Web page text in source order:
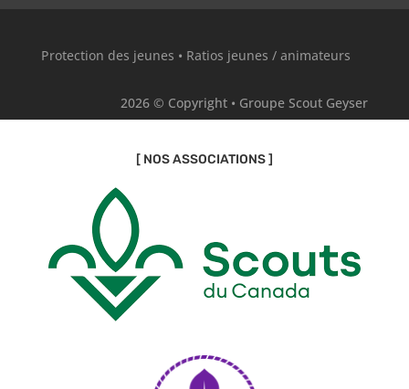
Protection des jeunes • Ratios jeunes / animateurs
2026 © Copyright • Groupe Scout Geyser
[ NOS ASSOCIATIONS ]